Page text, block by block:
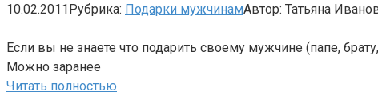
10.02.2011Рубрика: Подарки мужчинамАвтор: Татьяна
Если вы не знаете что подарить своему мужчине (папе,
Можно заранее
Читать полностью